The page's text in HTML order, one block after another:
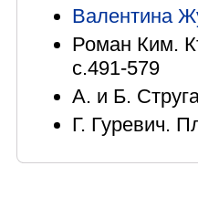
Валентина
Роман Ким.
с.491-579
А. и Б.
Г. Гуревич.